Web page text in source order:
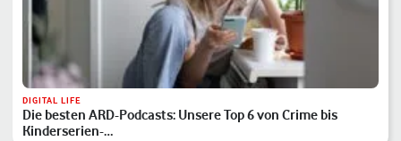
DIGITAL LIFE
Die besten ARD-Podcasts: Unsere Top 6 von Crime bis
Kinderserien-…